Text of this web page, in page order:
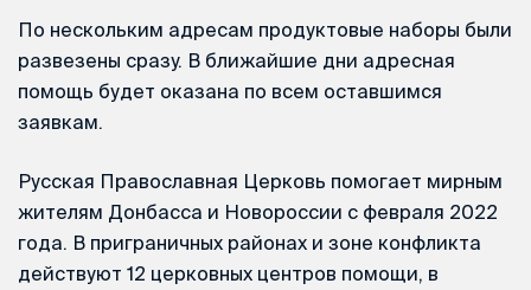
По нескольким адресам продуктовые наборы были
развезены сразу. В ближайшие дни адресная
помощь будет оказана по всем оставшимся
заявкам.
Русская Православная Церковь помогает мирным
жителям Донбасса и Новороссии с февраля 2022
года. В приграничных районах и зоне конфликта
действуют 12 церковных центров помощи, в